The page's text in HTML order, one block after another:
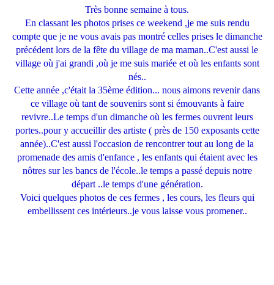
Très bonne semaine à tous.
En classant les photos prises ce weekend ,je me suis rendu
compte que je ne vous avais pas montré celles prises le dimanche
précédent lors de la fête du village de ma maman..C'est aussi le
village où j'ai grandi ,où je me suis mariée et où les enfants sont
nés..
Cette année ,c'était la 35ème édition... nous aimons revenir dans
ce village où tant de souvenirs sont si émouvants à faire
revivre..Le temps d'un dimanche où les fermes ouvrent leurs
portes..pour y accueillir des artiste ( près de 150 exposants cette
année)..C'est aussi l'occasion de rencontrer tout au long de la
promenade des amis d'enfance , les enfants qui étaient avec les
nôtres sur les bancs de l'école..le temps a passé depuis notre
départ ..le temps d'une génération.
Voici quelques photos de ces fermes , les cours, les fleurs qui
embellissent ces intérieurs..je vous laisse vous promener..